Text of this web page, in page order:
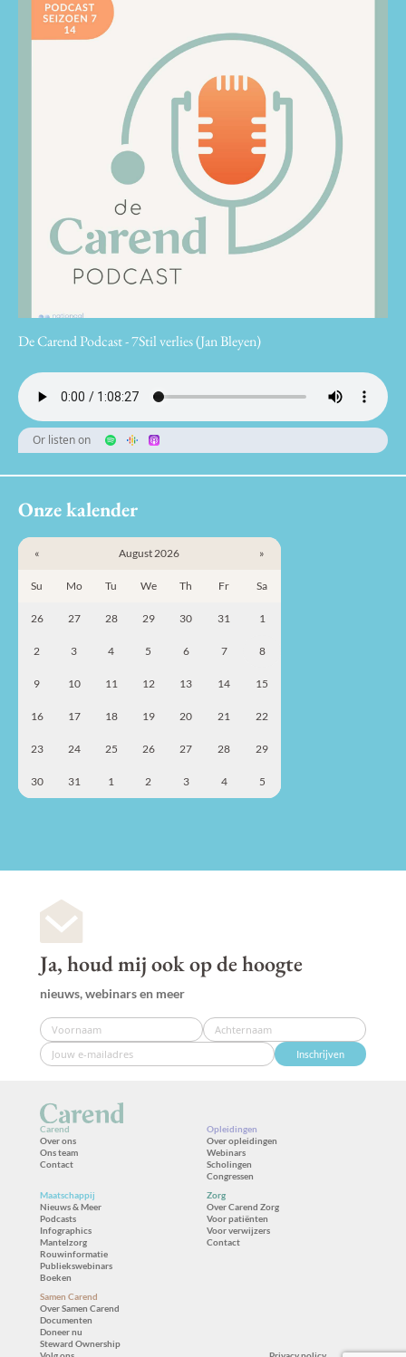
De Carend Podcast - 7Stil verlies (Jan Bleyen)
Or listen on
Onze kalender
« August 2026 »
Su Mo Tu We Th Fr Sa
26 27 28 29 30 31 1
2 3 4 5 6 7 8
9 10 11 12 13 14 15
16 17 18 19 20 21 22
23 24 25 26 27 28 29
30 31 1 2 3 4 5
Ja, houd mij ook op de hoogte
nieuws, webinars en meer
Inschrijven
Carend
Over ons
Ons team
Contact
Opleidingen
Over opleidingen
Webinars
Scholingen
Congressen
Maatschappij
Nieuws & Meer
Podcasts
Infographics
Mantelzorg
Rouwinformatie
Publiekswebinars
Boeken
Zorg
Over Carend Zorg
Voor patiënten
Voor verwijzers
Contact
Samen Carend
Over Samen Carend
Documenten
Doneer nu
Steward Ownership
Volg ons
Privacy policy